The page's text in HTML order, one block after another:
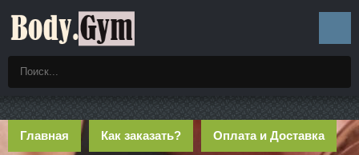
Главная Как заказать? Оплата и Доставка